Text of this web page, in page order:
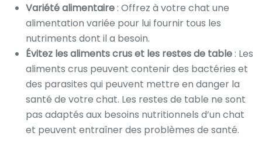
Variété alimentaire: Offrez à votre chat une
alimentation variée pour lui fournir tous les
nutriments dont il a besoin.
Évitez les aliments crus et les restes de table: Les
aliments crus peuvent contenir des bactéries et
des parasites qui peuvent mettre en danger la
santé de votre chat. Les restes de table ne sont
pas adaptés aux besoins nutritionnels d’un chat
et peuvent entraîner des problèmes de santé.